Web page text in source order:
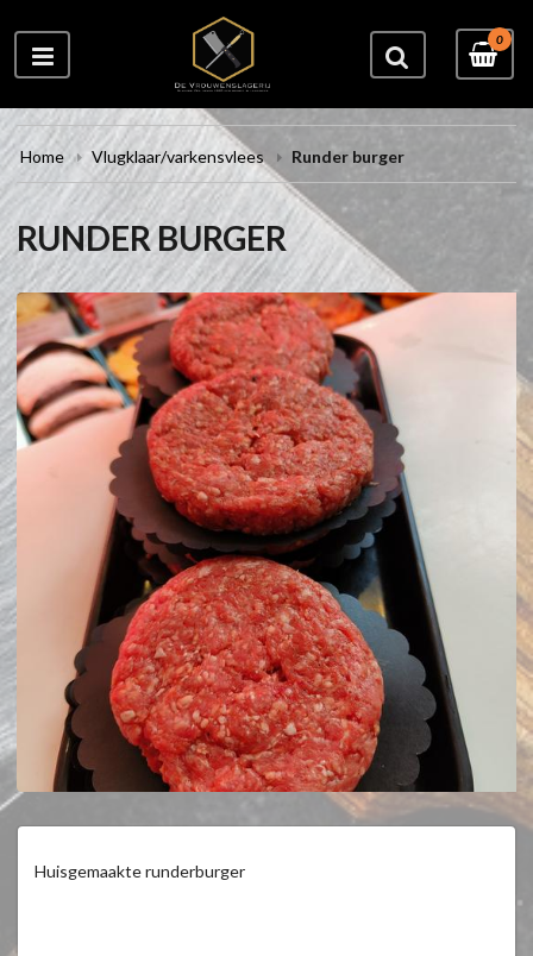
0
Home Vlugklaar/varkensvlees Runder burger
RUNDER BURGER
Huisgemaakte runderburger